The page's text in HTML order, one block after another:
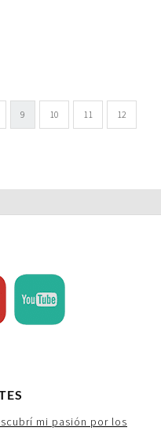
9 10 11 12
mi pasión por los